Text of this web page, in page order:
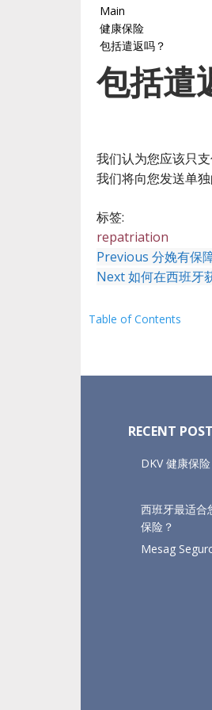
Main
健康保险
包括遣返吗？
包括遣
我们认为您应该只
我们将向您发送单独
标签:
repatriation
Previous 分娩有保
Next如何在西班牙
Table of Contents
RECENT
DKV 健康保险
西班牙最适合
保险？
Mesag